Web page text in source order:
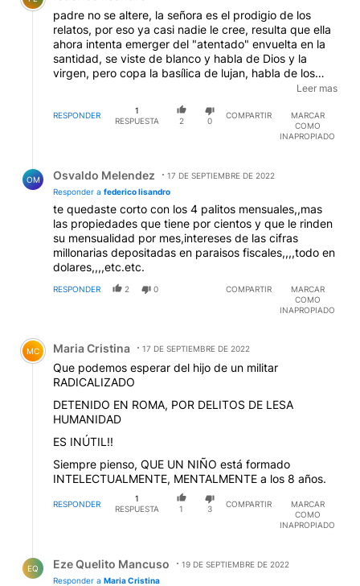
padre no se altere, la señora es el prodigio de los
relatos, por eso ya casi nadie le cree, resulta que ella
ahora intenta emerger del "atentado" envuelta en la
santidad, se viste de blanco y habla de Dios y la
virgen, pero copa la basílica de lujan, habla de los
pobres pero embolsa 4 millones de pesos por mes,
habla de los desarrapados vistiendo paños
importados, y critica a los que importan y dan trabajo
ella que vive usando lujo importado sin haber
haciendo politicabarata, mandando rosarios a los
corruptoss padre no se enoje quizá un dia el mundo
sea mas justo y ustedes dejen tambien de hacer
caridad con la plata del ajena, quiza ustedes paguen
impuestos y sus obispos y seminaristas dejen de
recibir un sueldo quizá padre el ejemplo empiece por
casa y ustedes renuncien a los ingresos del estado de
alguien la señora aprendio el doblerelato de la
misericordia a los desposeídos y el buen vivir.
Leer mas
RESPONDER
1
RESPUESTA
2 0
COMPARTIR
MARCAR
COMO
INAPROPIADO
OM Osvaldo Melendez
17 DE SEPTIEMBRE DE 2022
Responder a federico lisandro
te quedaste corto con los 4 palitos mensuales,,mas
las propiedades que tiene por cientos y que le rinden
su mensualidad por mes,intereses de las cifras
millonarias depositadas en paraisos fiscales,,,,todo en
dolares,,,,etc.etc.
RESPONDER 2 0 COMPARTIR
MARCAR
COMO
INAPROPIADO
Comentario de Maria Cristina.
MC Maria Cristina 17 DE SEPTIEMBRE DE 2022
Que podemos esperar del hijo de un militar
RADICALIZADO
DETENIDO EN ROMA, POR DELITOS DE LESA
HUMANIDAD
ES INÚTIL!!
Siempre pienso, QUE UN NIÑO está formado
INTELECTUALMENTE, MENTALMENTE a los 8 años.
RESPONDER
1
RESPUESTA
1 3
COMPARTIR
MARCAR
COMO
INAPROPIADO
EQ Eze Quelito Mancuso
19 DE SEPTIEMBRE DE 2022
Responder a Maria Cristina